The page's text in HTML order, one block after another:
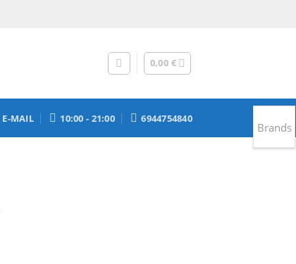
0,00 €
E-MAIL 10:00 - 21:00 6944754840
Brands